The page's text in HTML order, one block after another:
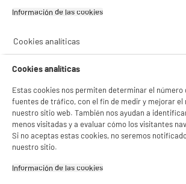
Cuyo0€01
Recogemos tu antiguo
Gestionar cookies
Información de las cookies‎
Cookies analíticas
Cookies analíticas
Estas cookies nos permiten determinar el número
fuentes de tráfico, con el fin de medir y mejorar el
nuestro sitio web. También nos ayudan a
menos visitadas y a evaluar cómo los visitantes
Si no aceptas estas cookies, no seremos
nuestro sitio.
Información de las cookies‎